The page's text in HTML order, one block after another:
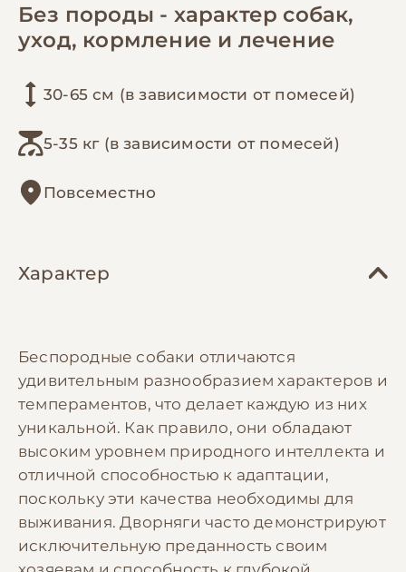
Без породы - характер собак,
уход, кормление и лечение
30-65 см (в зависимости от помесей)
5-35 кг (в зависимости от помесей)
Повсеместно
Характер
Беспородные собаки отличаются
удивительным разнообразием характеров и
темпераментов, что делает каждую из них
уникальной. Как правило, они обладают
высоким уровнем природного интеллекта и
отличной способностью к адаптации,
поскольку эти качества необходимы для
выживания. Дворняги часто демонстрируют
исключительную преданность своим